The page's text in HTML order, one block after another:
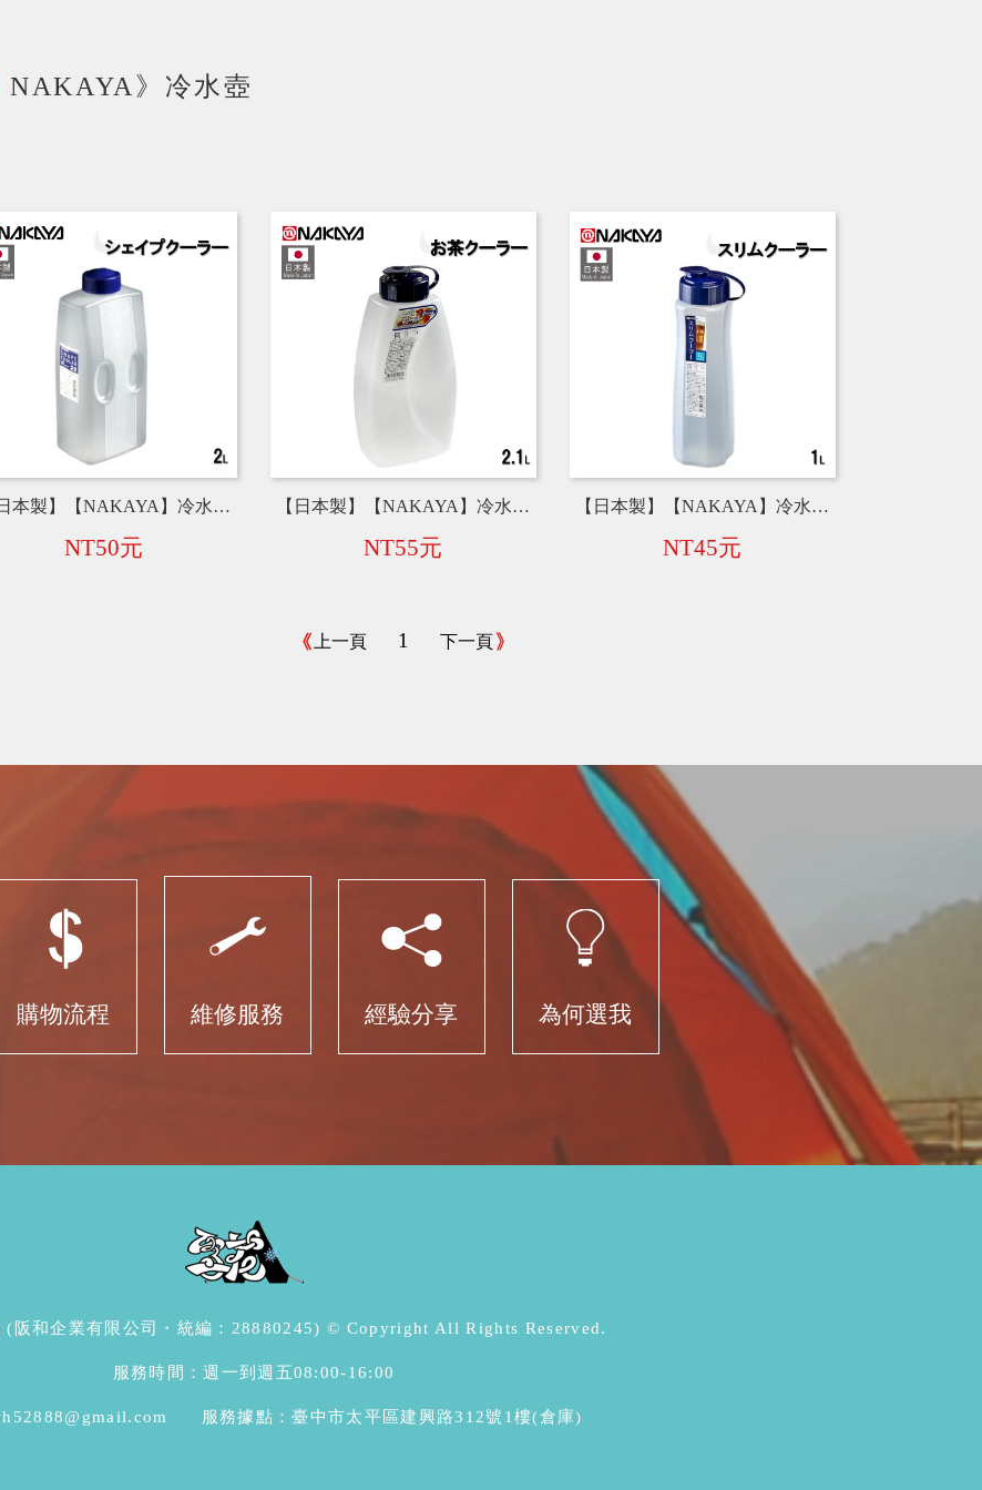
NAKAYA》冷水壺
【日本製】【NAKAYA】冷水壺【2L】 C057
NT50元
【日本製】【NAKAYA】冷水壺【2.1L】 C058
NT55元
【日本製】【NAKAYA】冷水壺【1L】 C060
NT45元
上一頁 1 下一頁
購物流程 維修服務 經驗分享 為何選我
(阪和企業有限公司・統編：28880245) © Copyright All Rights Reserved.
服務時間：週一到週五08:00-16:00
服務據點：臺中市太平區建興路312號1樓(倉庫)